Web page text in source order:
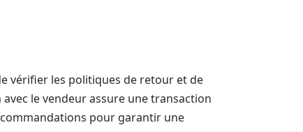
vérifier les politiques de retour et de
le vendeur assure une transaction
pour garantir une